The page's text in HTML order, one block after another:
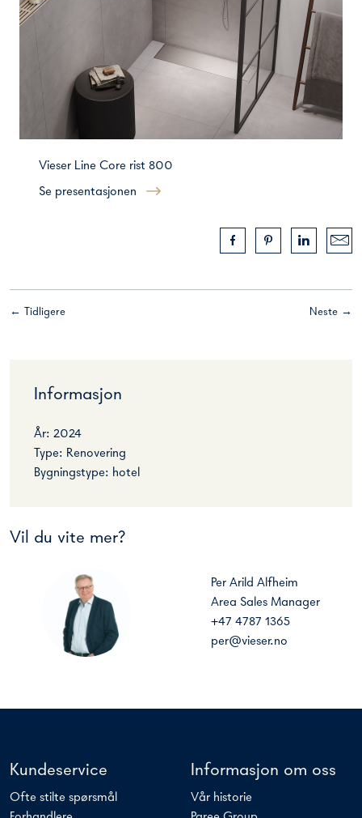
Vieser Line Core rist 800
Se presentasjonen
Neste →
← Tidligere
Informasjon
År: 2024
Type: Renovering
Bygningstype: hotel
Vil du vite mer?
Per Arild Alfheim
Area Sales Manager
+47 4787 1365
per@vieser.no
Kundeservice
Ofte stilte spørsmål
Informasjon om oss
Vår historie